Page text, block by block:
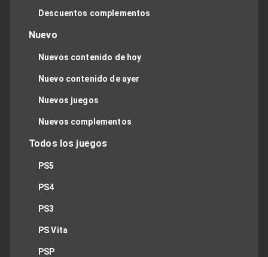
Descuentos complementos
Nuevo
Nuevos contenido de hoy
Nuevo contenido de ayer
Nuevos juegos
Nuevos complementos
Todos los juegos
PS5
PS4
PS3
PS Vita
PSP